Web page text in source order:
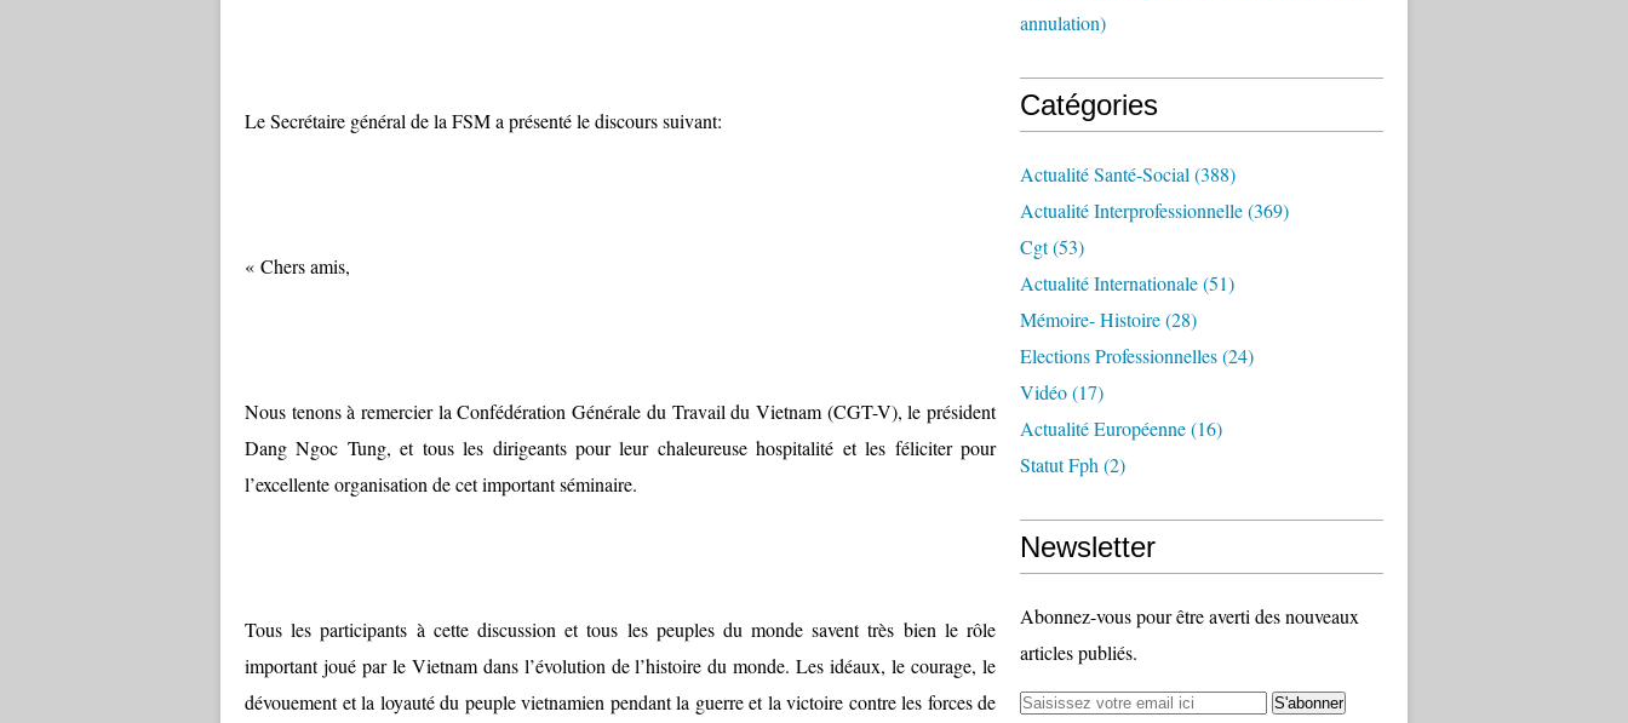
Le Secrétaire général de la FSM a présenté le discours suivant:
« Chers amis,
Nous tenons à remercier la Confédération Générale du Travail du Vietnam (CGT-V), le président
Dang Ngoc Tung, et tous les dirigeants pour leur chaleureuse hospitalité et les féliciter pour
l’excellente organisation de cet important séminaire.
Tous les participants à cette discussion et tous les peuples du monde savent très bien le rôle
important joué par le Vietnam dans l’évolution de l’histoire du monde. Les idéaux, le courage, le
dévouement et la loyauté du peuple vietnamien pendant la guerre et la victoire contre les forces de
annulation)
Catégories
Actualité Santé-Social (388)
Actualité Interprofessionnelle(369)
Cgt(53)
Actualité Internationale(51)
Mémoire- Histoire(28)
Elections Professionnelles(24)
Vidéo(17)
Actualité Européenne(16)
Statut Fph (2)
Newsletter
Abonnez-vous pour être averti des nouveaux
articles publiés.